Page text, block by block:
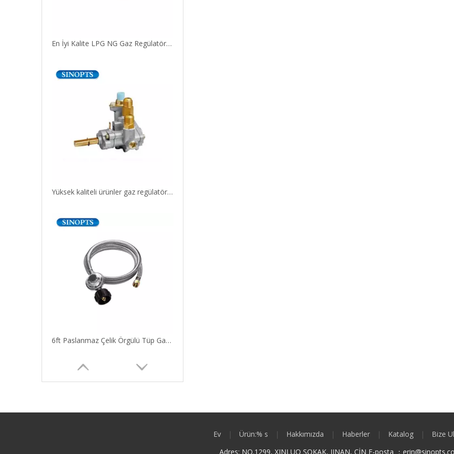
En İyi Kalite LPG NG Gaz Regülatörü Ev Mutfak Kullanımı İçin Gaz Güvenlik Vanası
Yüksek kaliteli ürünler gaz regülatör valfi basınç emniyet valfi
6ft Paslanmaz Çelik Örgülü Tüp Gaz Fırürü Isıtıcı Brazier Şömine Ateş Çukurları Aksesuarlar QCC1 Gaz Giriş Regülatörü
Ev | Ürün:% s | Hakkımızda | Haberler | Katalog |
Bize
Adres: NO.1299, XINLUO SOKAK, JINAN, ÇİN E-posta ： e